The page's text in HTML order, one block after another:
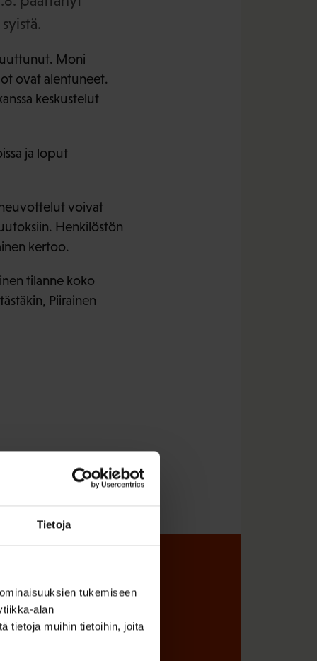
Tietoja
tukemiseen
alan
tietoja muihin tietoihin, joita
Moni
ovat alentuneet.
keskustelut
ja loput
voivat
Henkilöstön
kertoo.
tilanne koko
Piirainen